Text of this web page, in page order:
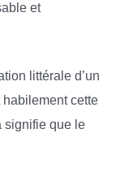
et
littérale d’un
cette
signifie que le